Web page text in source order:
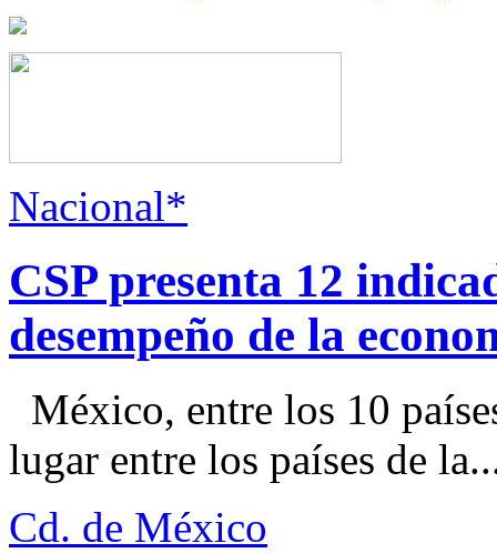
Nacional*
CSP presenta 12
desempeño de la
México, entre los 10
lugar entre los países de
Cd. de México